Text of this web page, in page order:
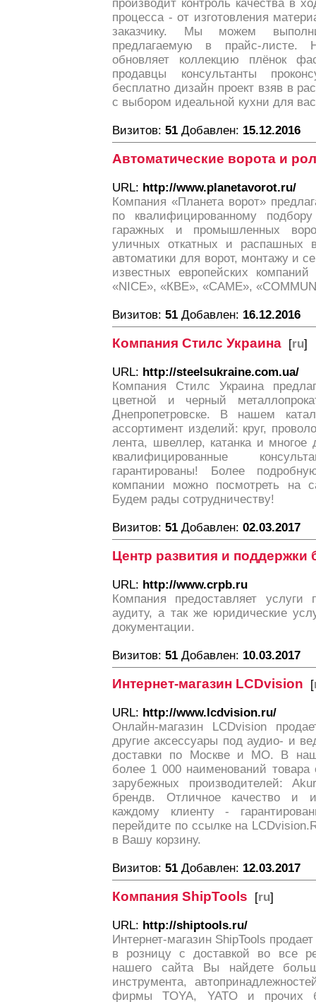
производит контроль качества в
процесса - от изготовления
заказчику. Мы можем
предлагаемую в прайс-листе.
обновляет коллекцию плёнок
продавцы консультанты
бесплатно дизайн проект взяв в
с выбором идеальной кухни для
Визитов: 51 Добавлен: 15.12.2016
Автоматические ворота и
URL: http://www.planetavorot.ru/
Компания «Планета ворот»
по квалифицированному
гаражных и промышленных
уличных откатных и распашных
автоматики для ворот, монтажу и
известных европейских
«NICE», «КBЕ», «CAME»,
Визитов: 51 Добавлен: 16.12.2016
Компания Стилс Украина [ru]
URL: http://steelsukraine.com.ua/
Компания Стилс Украина
цветной и черный
Днепропетровске. В нашем
ассортимент изделий: круг,
лента, швеллер, катанка и многое
квалифицированные
гарантированы! Более
компании можно посмотреть на
Будем рады сотрудничеству!
Визитов: 51 Добавлен: 02.03.2017
Центр развития и поддержки
URL: http://www.crpb.ru
Компания предоставляет услуги
аудиту, а так же юридические
документации.
Визитов: 51 Добавлен: 10.03.2017
Интернет-магазин LCDvision [
URL: http://www.lcdvision.ru/
Онлайн-магазин LCDvision
другие аксессуары под аудио- и
доставки по Москве и МО. В
более 1 000 наименований товара
зарубежных производителей:
брендв. Отличное качество и
каждому клиенту -
перейдите по ссылке на
в Вашу корзину.
Визитов: 51 Добавлен: 12.03.2017
Компания ShipTools [ru]
URL: http://shiptools.ru/
Интернет-магазин ShipTools
в розницу с доставкой во все
нашего сайта Вы найдете
инструмента,
фирмы TOYA, YATO и прочих